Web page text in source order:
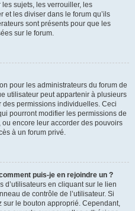
sujets, les verrouiller, les
et les diviser dans le forum qu’ils
sont présents pour que les
sur le forum.
pour les administrateurs du forum de
utilisateur peut appartenir à plusieurs
permissions individuelles. Ceci
pourront modifier les permissions de
encore leur accorder des pouvoirs
à un forum privé.
puis-je en rejoindre un ?
d’utilisateurs en cliquant sur le lien
de contrôle de l’utilisateur. Si
le bouton approprié. Cependant,